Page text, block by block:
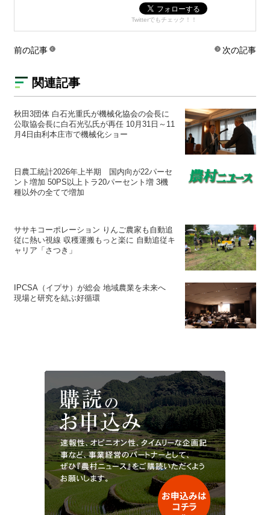
Twitterでもチェック！！
前の記事 次の記事
関連記事
秋田3団体 白石光重氏が機械化協会の会長に
公取協会長に白石光弘氏が再任 10月31日～11
月4日由利本庄市で機械化ショー
日農工統計2026年上半期 国内向が22パーセ
ント増加 50PS以上トラ20パーセント増 3機
種以外の全てで増加
ササキコーポレーション りんご農家も自動追
従に熱い視線 収穫運搬もっと楽に 自動追従キ
ャリア「さつき」
IPCSA（イプサ）が総会 地域農業を未来へ
現場と研究を結ぶ好循環